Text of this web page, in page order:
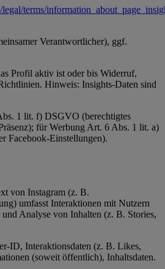
terms/
Verantwortlicher), ggf.
Profil aktiv ist oder bis Widerruf,
Hinweis: Insights-Daten sind
1 lit. f) DSGVO (berechtigtes
für Werbung Art. 6 Abs. 1 lit. a)
Facebook-Einstellungen).
von Instagram (z. B.
umfasst Interaktionen mit Nutzern
Analyse von Inhalten (z. B. Stories,
ID, Interaktionsdaten (z. B. Likes,
(soweit öffentlich), Inhaltsdaten.